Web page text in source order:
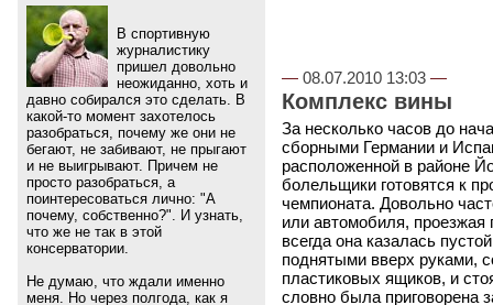
— 08.07.2010 13:03—
Комплекс вины
За несколько часов до
сборными Германии и
расположенной в районе
болельщики готовятся к
чемпионата. Довольно
или автомобиля, проезжая
всегда она казалась
поднятыми вверх руками,
пластиковых ящиков, и
словно была приговорена
В спортивную
журналистику
пришел довольно
неожиданно, хоть и
давно собирался это сделать. В
какой-то момент захотелось
разобраться, почему же они не
бегают, не забивают, не прыгают
и не выигрывают. Причем не
просто разобраться, а
поинтересоваться лично: "А
почему, собственно?". И узнать,
что же не так в этой
консерватории.
Не думаю, что ждали именно
меня. Но через полгода, как я